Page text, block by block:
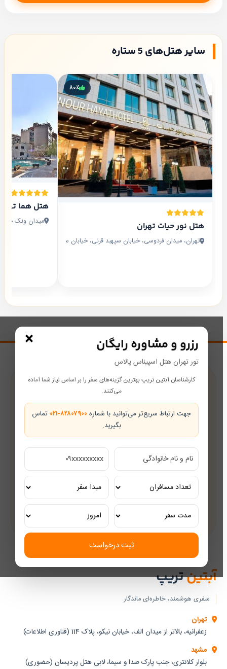
سایر هتل‌های 5 ستاره
۸۰٪
هتل نور حیات تهران
تهران، میدان فردوسی، خیابان سپهبد قرنی، خیابان سمیه،‌ نرسیده به خیابان
هتل هما
میدان ونک
رزرو و مشاوره رایگان
تور تهران هتل اسپیناس پالاس
کارشناسان آبتین تریپ بهترین گزینه‌های سفر را بر اساس نیاز شما آماده
می‌کنند.
جهت ارتباط سریع‌تر می‌توانید با شماره ۰۲۱-۸۲۸۰۷۹۰۰ تماس
بگیرید.
×
ثبت درخواست
پشتیبانی در طول سفر
همراه شما از رزرو تا بازگشت
تضمین بهترین قیمت
قیمت‌های رقابتی
مشاوره رایگان
کارشناسان مجرب گردشگری
تور ریلی اختصاصی
تجربه‌ای لوکس و به‌یادماندنی
آبتینتریپ
سفری هوشمند، خاطره‌ای ماندگار
تهران
زعفرانیه، بالاتر از میدان الف، خیابان نیکو، پلاک 114 (فناوری اطلاعات)
مشهد
بلوار کلانتری، جنب پارک صدا و سیما، لابی هتل پردیسان (حضوری)